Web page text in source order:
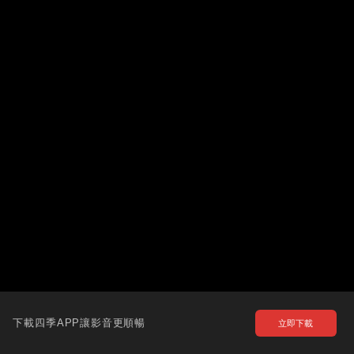
下載四季APP讓影音更順暢 立即下載